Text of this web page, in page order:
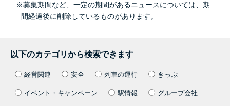
※募集期間など、一定の期間があるニュースについては、期
間経過後に削除しているものがあります。
以下のカテゴリから検索できます
経営関連 安全 列車の運行 きっぷ
イベント・キャンペーン 駅情報 グループ会社